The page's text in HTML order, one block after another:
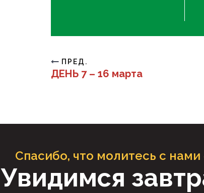
ПРЕД.
ДЕНЬ 7 – 16 марта
Спасибо, что молитесь с нами
Увидимся